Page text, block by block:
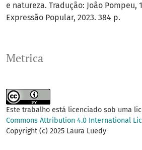
Metrica
e natureza. Tradução: João Pompeu,
Expressão Popular, 2023. 384 p.
Este trabalho está licenciado sob uma
Commons Attribution 4.0 International
Copyright (c) 2025 Laura Luedy